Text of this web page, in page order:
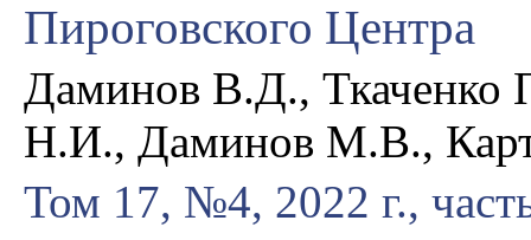
Пироговского Центра
Даминов В.Д., Ткаченко
Н.И., Даминов М.В.,
Том 17, №4, 2022 г.,